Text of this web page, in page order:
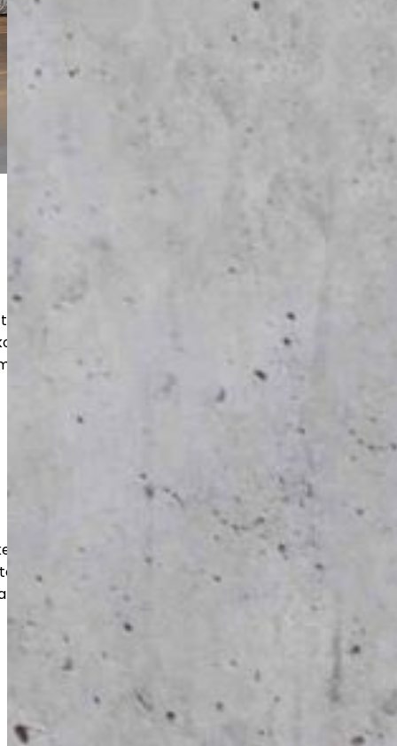
pinnoitukset ja korjaukset myös
Saat kestävän ja siistin
arjessa ja näyttää hyvältä vuosien
ja tehokkaasti toteutetut
varastoihin ja liiketiloihin. Työt
vastaaviksi.